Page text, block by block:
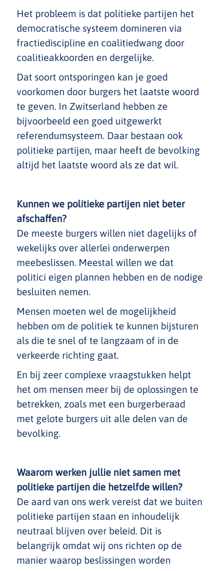
Het probleem is dat politieke partijen het
democratische systeem domineren via
fractiediscipline en coalitiedwang door
coalitieakkoorden en dergelijke.
Dat soort ontsporingen kan je goed
voorkomen door burgers het laatste woord
te geven. In Zwitserland hebben ze
bijvoorbeeld een goed uitgewerkt
referendumsysteem. Daar bestaan ook
politieke partijen, maar heeft de bevolking
altijd het laatste woord als ze dat wil.
Kunnen we politieke partijen niet beter
afschaffen?
De meeste burgers willen niet dagelijks of
wekelijks over allerlei onderwerpen
meebeslissen. Meestal willen we dat
politici eigen plannen hebben en de nodige
besluiten nemen.
Mensen moeten wel de mogelijkheid
hebben om de politiek te kunnen bijsturen
als die te snel of te langzaam of in de
verkeerde richting gaat.
En bij zeer complexe vraagstukken helpt
het om mensen meer bij de oplossingen te
betrekken, zoals met een burgerberaad
met gelote burgers uit alle delen van de
bevolking.
Waarom werken jullie niet samen met
politieke partijen die hetzelfde willen?
De aard van ons werk vereist dat we buiten
politieke partijen staan en inhoudelijk
neutraal blijven over beleid. Dit is
belangrijk omdat wij ons richten op de
manier waarop beslissingen worden